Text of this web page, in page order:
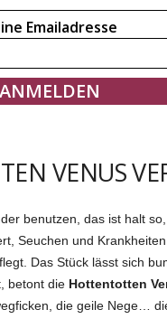
Emailadresse
VENUS
benutzen, das ist halt
Seuchen und
Das Stück lässt sich
betont die Hottentotten
die geile Nege…